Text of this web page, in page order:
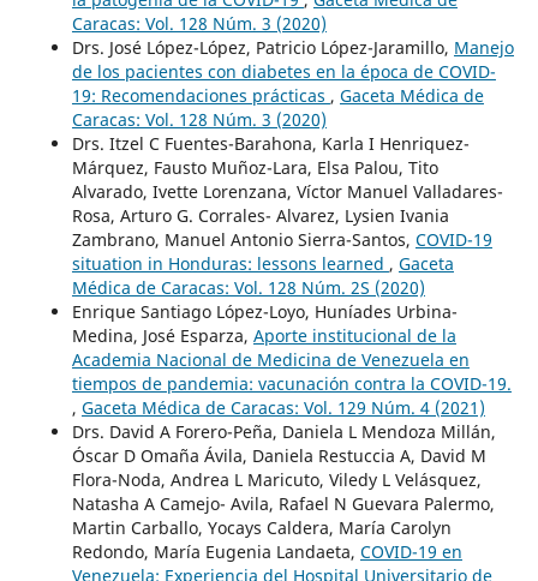
Caracas: Vol. 128 Núm. 3 (2020)
Drs. José López-López, Patricio López-Jaramillo, Manejo
de los pacientes con diabetes en la época de COVID-
19: Recomendaciones prácticas , Gaceta Médica de
Caracas: Vol. 128 Núm. 3 (2020)
Drs. Itzel C Fuentes-Barahona, Karla I Henriquez-
Márquez, Fausto Muñoz-Lara, Elsa Palou, Tito
Alvarado, Ivette Lorenzana, Víctor Manuel Valladares-
Rosa, Arturo G. Corrales- Alvarez, Lysien Ivania
Zambrano, Manuel Antonio Sierra-Santos, COVID-19
situation in Honduras: lessons learned , Gaceta
Médica de Caracas: Vol. 128 Núm. 2S (2020)
Enrique Santiago López-Loyo, Huníades Urbina-
Medina, José Esparza, Aporte institucional de la
Academia Nacional de Medicina de Venezuela en
tiempos de pandemia: vacunación contra la COVID-19.
, Gaceta Médica de Caracas: Vol. 129 Núm. 4 (2021)
Drs. David A Forero-Peña, Daniela L Mendoza Millán,
Óscar D Omaña Ávila, Daniela Restuccia A, David M
Flora-Noda, Andrea L Maricuto, Viledy L Velásquez,
Natasha A Camejo- Avila, Rafael N Guevara Palermo,
Martin Carballo, Yocays Caldera, María Carolyn
Redondo, María Eugenia Landaeta, COVID-19 en
Venezuela: Experiencia del Hospital Universitario de